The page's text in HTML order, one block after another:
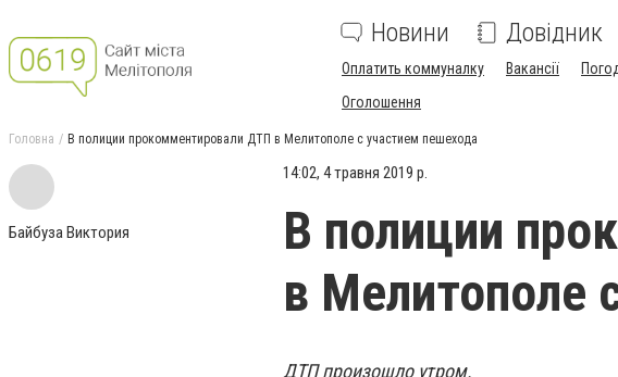
Новини Довідник
Оплатить коммуналку Вакансії
Оголошення
Головна В полиции прокомментировали ДТП в Мелитополе с участием пешехода
Байбуза Виктория
14:02, 4 травня 2019 р.
В полиции
в Мелитополе
ДТП произошло утром.